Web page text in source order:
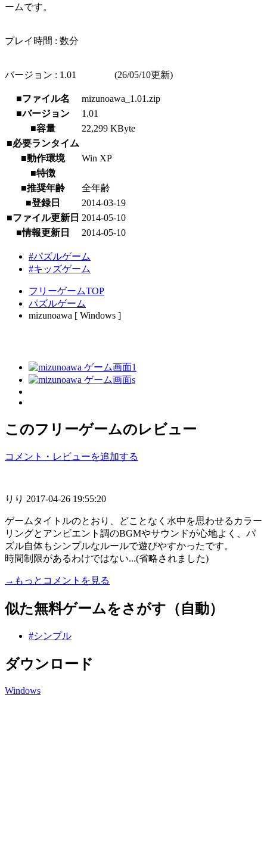
ームです。
プレイ時間 : 数分
バージョン : 1.01 (26/05/10更新)
■ファイル名
mizunoawa_1.01.zip
■バージョン
1.01
■容量
22,299 KByte
■必要ランタイム
■動作環境
Win XP
■特徴
■推奨年齢
全年齢
■登録日
2014-03-19
■ファイル更新日 2014-05-10
■情報更新日
2014-05-10
#パズルゲーム
#キッズゲーム
フリーゲームTOP
パズルゲーム
mizunoawa [ Windows ]
このフリーゲームのレビュー
コメント・レビューを追加する
りり 2017-04-26 19:55:20
ゲームタイトルのとおり、どことなく水中を思わせるカラー
リングとアンビエント調のBGMやサウンドが心地よく、パ
ズル自体もシンプルなルールで遊びやすかったです。
時間制限があるわけではない...(省略されました)
→もっとコメントを見る
似た無料ゲームをさがす（自動）
#シンプル
ダウンロード
Windows